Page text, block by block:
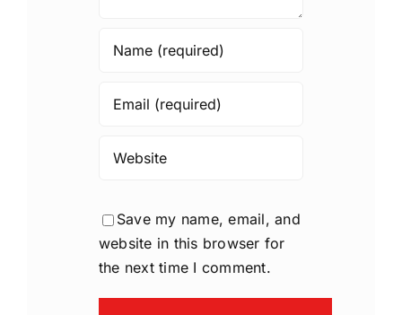
Save my name, email, and
website in this browser for
the next time I comment.